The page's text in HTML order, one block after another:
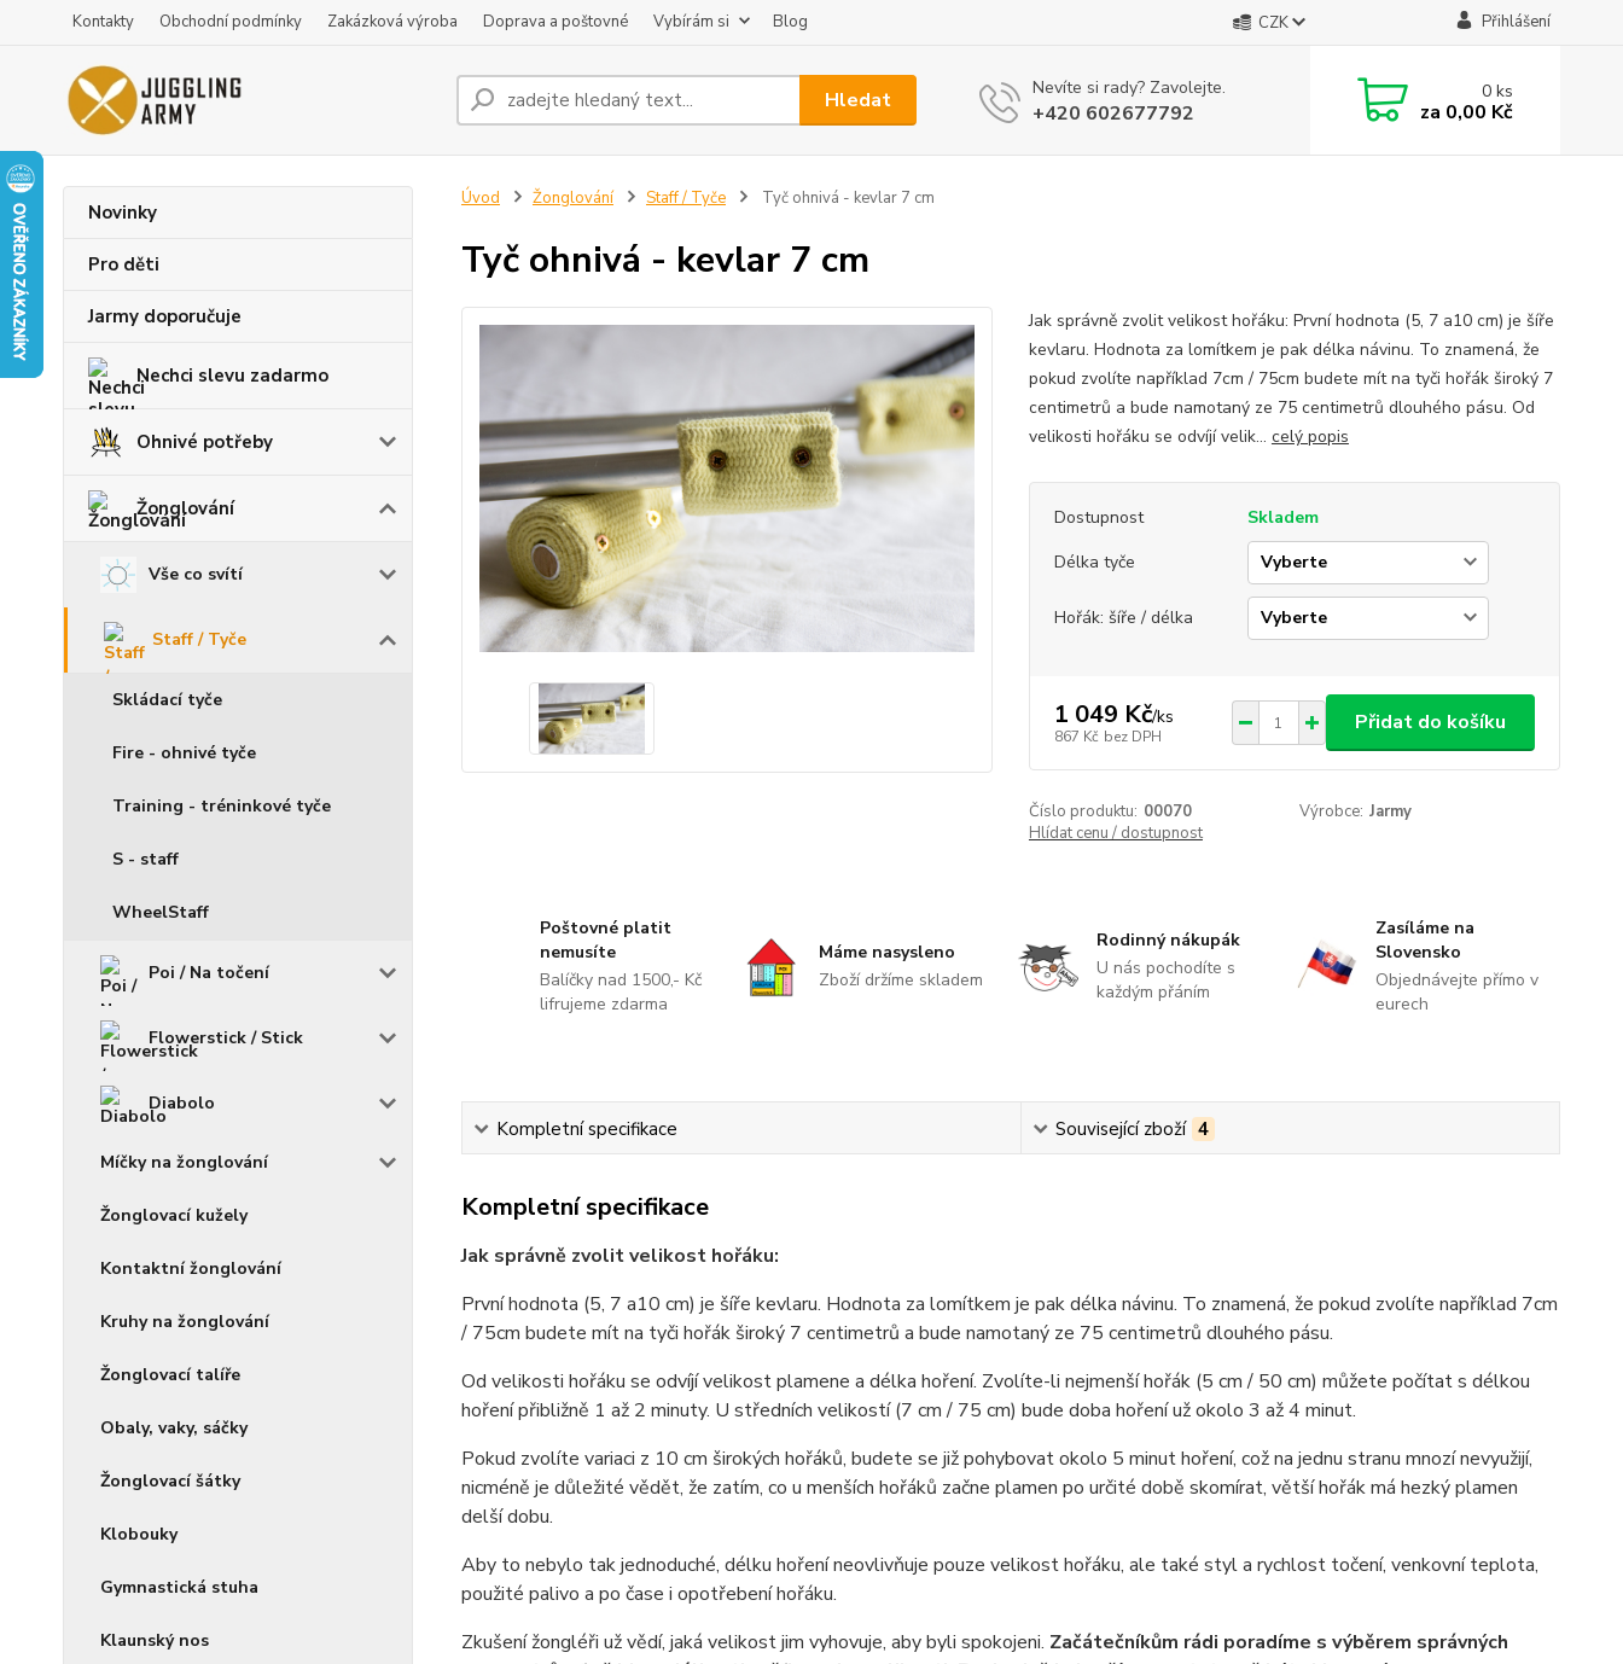
Kontakty Obchodní podmínky Zakázková výroba Doprava a poštovné Vybírám si Blog CZK Přihlášení
Hledat Nevíte si rady? Zavolejte.
+420 602677792
0ks
za 0,00 Kč
Novinky
Pro děti
Jarmy doporučuje
Nechci slevu zadarmo
Ohnivé potřeby
Žonglování
Vše co svítí
Staff / Tyče
Skládací tyče
Fire - ohnivé tyče
Training - tréninkové tyče
S - staff
WheelStaff
Poi / Na točení
Flowerstick / Stick
Diabolo
Míčky na žonglování
Žonglovací kužely
Kontaktní žonglování
Kruhy na žonglování
Žonglovací talíře
Obaly, vaky, sáčky
Žonglovací šátky
Klobouky
Gymnastická stuha
Klaunský nos
Úvod Žonglování Staff / Tyče Tyč ohnivá - kevlar 7 cm
Tyč ohnivá - kevlar 7 cm
Jak správně zvolit velikost hořáku: První hodnota (5, 7 a10 cm) je šíře
kevlaru. Hodnota za lomítkem je pak délka návinu. To znamená, že
pokud zvolíte například 7cm / 75cm budete mít na tyči hořák široký 7
centimetrů a bude namotaný ze 75 centimetrů dlouhého pásu. Od
velikosti hořáku se odvíjí velik... celý popis
Dostupnost
Skladem
Délka tyče
Hořák: šíře / délka
1 049 Kč/ks
867 Kč bez DPH
Přidat do košíku
Číslo produktu: 00070 Výrobce: Jarmy
Hlídat cenu / dostupnost
Poštovné platit
nemusíte
Balíčky nad 1500,- Kč
lifrujeme zdarma
Máme nasysleno
Zboží držíme skladem
Rodinný nákupák
U nás pochodíte s
každým přáním
Zasíláme na
Slovensko
Objednávejte přímo v
eurech
Kompletní specifikace Související zboží 4
Kompletní specifikace
Jak správně zvolit velikost hořáku:
První hodnota (5, 7 a10 cm) je šíře kevlaru. Hodnota za lomítkem je pak délka návinu. To znamená, že pokud zvolíte například 7cm
/ 75cm budete mít na tyči hořák široký 7 centimetrů a bude namotaný ze 75 centimetrů dlouhého pásu.
Od velikosti hořáku se odvíjí velikost plamene a délka hoření. Zvolíte-li nejmenší hořák (5 cm / 50 cm) můžete počítat s délkou
hoření přibližně 1 až 2 minuty. U středních velikostí (7 cm / 75 cm) bude doba hoření už okolo 3 až 4 minut.
Pokud zvolíte variaci z 10 cm širokých hořáků, budete se již pohybovat okolo 5 minut hoření, což na jednu stranu mnozí nevyužijí,
nicméně je důležité vědět, že zatím, co u menších hořáků začne plamen po určité době skomírat, větší hořák má hezký plamen
delší dobu.
Aby to nebylo tak jednoduché, délku hoření neovlivňuje pouze velikost hořáku, ale také styl a rychlost točení, venkovní teplota,
použité palivo a po čase i opotřebení hořáku.
Zkušení žongléři už vědí, jaká velikost jim vyhovuje, aby byli spokojeni. Začátečníkům rádi poradíme s výběrem správných